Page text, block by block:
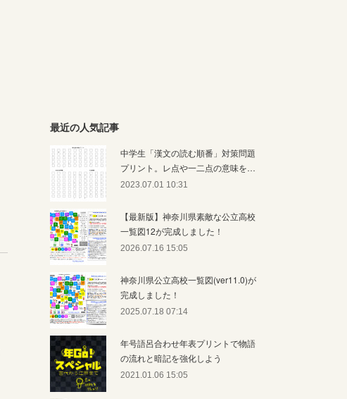
最近の人気記事
中学生「漢文の読む順番」対策問題
プリント。レ点や一二点の意味を…
2023.07.01 10:31
【最新版】神奈川県素敵な公立高校
一覧図12が完成しました！
2026.07.16 15:05
神奈川県公立高校一覧図(ver11.0)が
完成しました！
2025.07.18 07:14
年号語呂合わせ年表プリントで物語
の流れと暗記を強化しよう
2021.01.06 15:05